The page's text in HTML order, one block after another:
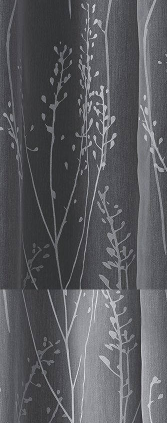
Stangen W Interstil 01